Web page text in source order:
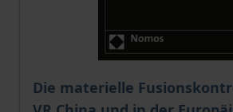
Die materielle
The price depends on the